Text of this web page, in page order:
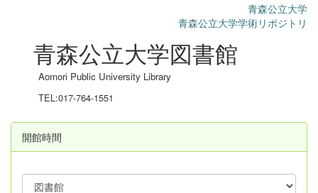
青森公立大学
青森公立大学学術リポジトリ
青森公立大学図書館
Aomori Public University Library
TEL:017-764-1551
開館時間